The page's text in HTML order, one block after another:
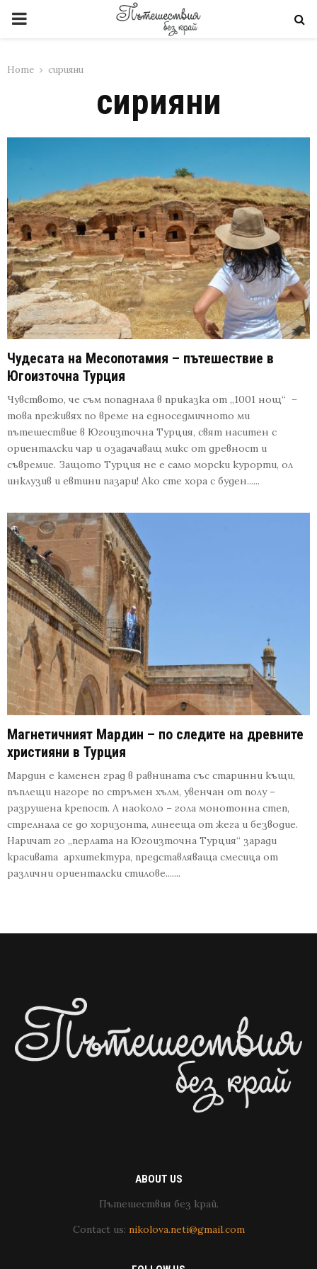
PRIMARY
Home сирияни
сирияни
Чудесата на Месопотамия – пътешествие в
Югоизточна Турция
Чувството, че съм попаднала в приказка от „1001 нощ“ –
това преживях по време на едноседмичното ми
пътешествие в Югоизточна Турция, свят наситен с
ориенталски чар и озадачаващ микс от древност и
съвремие. Защото Турция не е само морски курорти, ол
инклузив и евтини пазари! Ако сте хора с буден......
Магнетичният Мардин – по следите на древните
християни в Турция
Мардин е каменен град в равнината със старинни къщи,
пъплещи нагоре по стръмен хълм, увенчан от полу –
разрушена крепост. А наоколо – гола монотонна степ,
стрелнала се до хоризонта, линееща от жега и безводие.
Наричат го „перлата на Югоизточна Турция“ заради
красивата архитектура, представляваща смесица от
различни ориенталски стилове.......
ABOUT US
Пътешествия без край.
Contact us: nikolova.neti@gmail.com